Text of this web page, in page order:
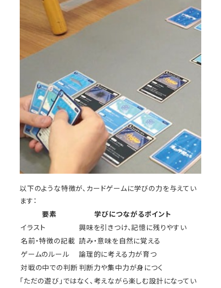
以下のような特徴が、カードゲームに学びの力を与えてい
ます：
要素
学びにつながるポイント
イラスト
興味を引きつけ、記憶に残りやすい
名前・特徴の記載 読み・意味を自然に覚える
ゲームのルール
論理的に考える力が育つ
対戦の中での判断判断力や集中力が身につく
「ただの遊び」ではなく、考えながら楽しむ設計になってい